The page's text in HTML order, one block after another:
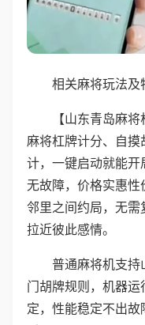
相关麻将玩法及
【山东青岛麻
麻将杠牌计分、自
计，一键启动就能
无故障，价格实惠性
邻里之间约局，无需
拉近彼此感情。
普通麻将机支持
门胡牌规则，机器
定，性能稳定不出